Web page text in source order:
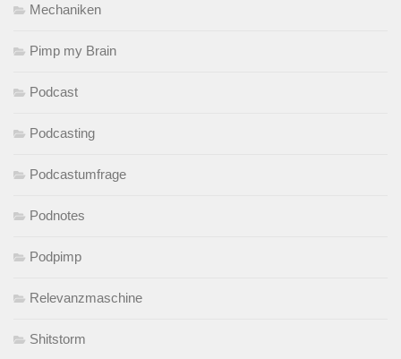
Mechaniken
Pimp my Brain
Podcast
Podcasting
Podcastumfrage
Podnotes
Podpimp
Relevanzmaschine
Shitstorm